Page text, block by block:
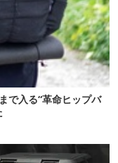
で入る“革命ヒップバ